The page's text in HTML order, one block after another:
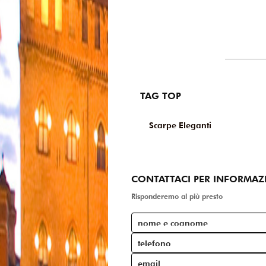
TAG TOP
Scarpe Eleganti
CONTATTACI PER
Risponderemo al più presto